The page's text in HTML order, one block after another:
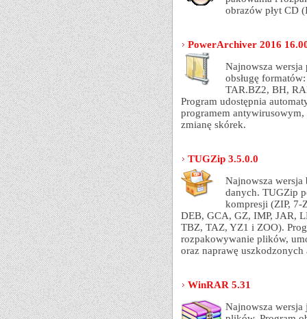
obrazów płyt CD
PowerArchiver 2016
Najnowsza
obsługę
TAR.BZ2, BH,
Program udostępnia
programem
zmianę skórek.
TUGZip 3.5.0.0
Najnowsza
danych. TUGZip
kompresji (ZIP, 7-
DEB, GCA, GZ, IMP, JAR,
TBZ, TAZ, YZ1 i ZOO).
rozpakowywanie plików,
oraz naprawę uszkodzonych
WinRAR 5.31
Najnowsza